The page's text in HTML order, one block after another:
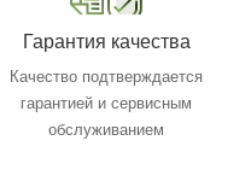
Гарантия качества
Качество подтверждается
гарантией и сервисным
обслуживанием